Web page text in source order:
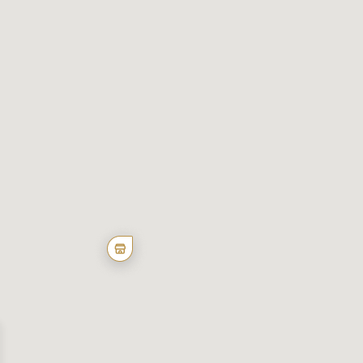
our website. We also